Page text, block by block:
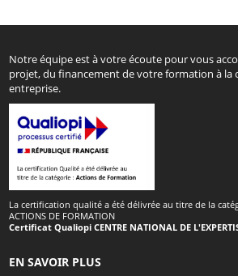
Notre équipe est à votre écoute pour vous
projet, du financement de votre formation à la
entreprise.
La certification qualité a été délivrée au titre de la
ACTIONS DE FORMATION
Certificat Qualiopi CENTRE NATIONAL DE
EN SAVOIR PLUS